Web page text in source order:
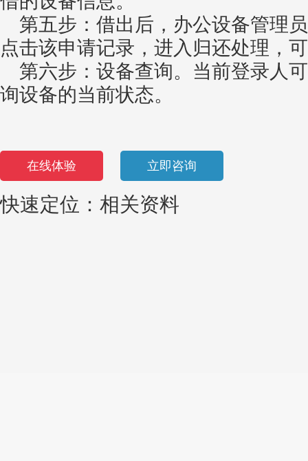
第五步：借出后，办公设备管理
点击该申请记录，进入归还处理，
第六步：设备查询。当前登录人
询设备的当前状态。
在线体验 立即咨询
快速定位： 相关资料